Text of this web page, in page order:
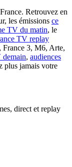
Retrouvez en
les émissions ce
TV du matin, le
TV replay
France 3, M6, Arte,
demain, audiences
plus jamais votre
direct et replay